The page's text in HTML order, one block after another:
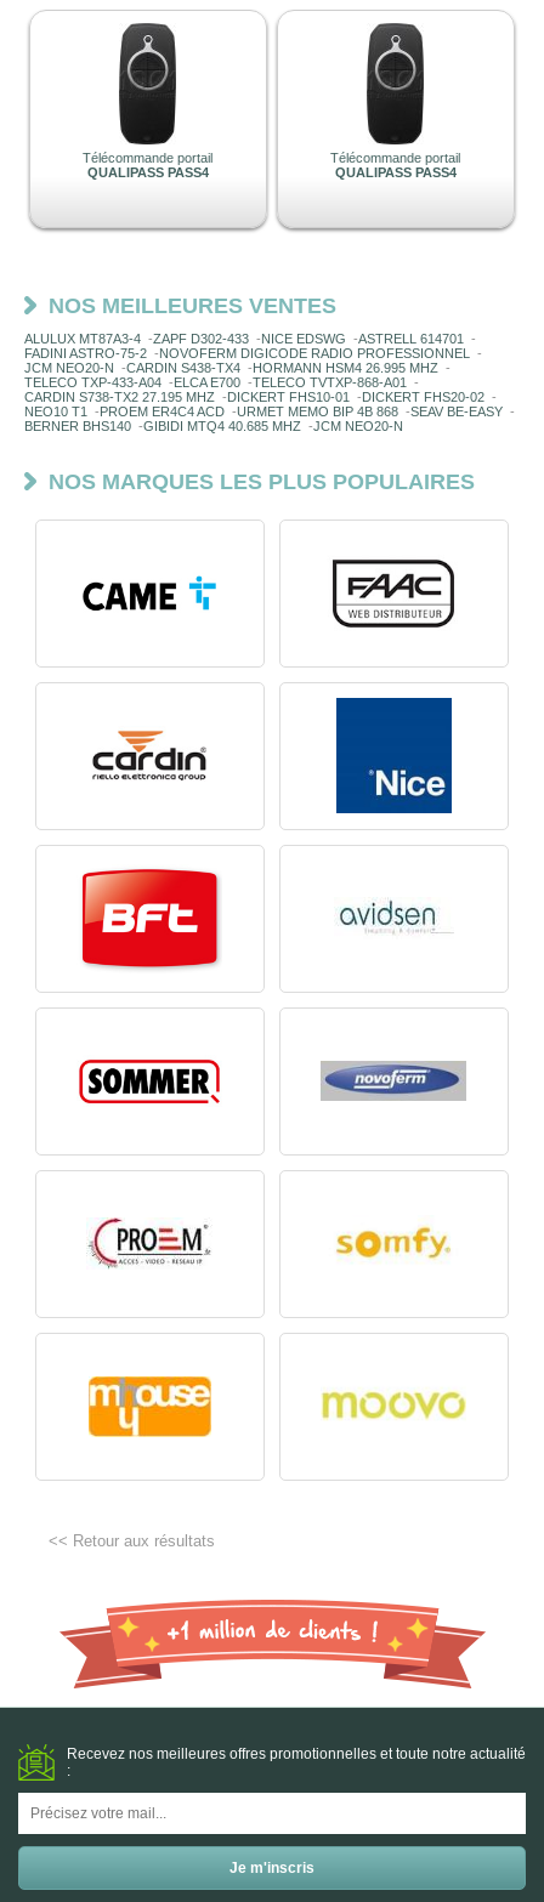
Télécommande portail
QUALIPASS PASS4
Télécommande portail
QUALIPASS PASS4
NOS MEILLEURES VENTES
ALULUX MT87A3-4 -ZAPF D302-433 -NICE EDSWG -ASTRELL 614701
-
FADINI ASTRO-75-2 -NOVOFERM DIGICODE RADIO PROFESSIONNEL
-
JCM NEO20-N -CARDIN S438-TX4 -HORMANN HSM4 26.995 MHZ -
TELECO TXP-433-A04 -ELCA E700 -TELECO TVTXP-868-A01
-
CARDIN S738-TX2 27.195 MHZ -DICKERT FHS10-01 -DICKERT FHS20-02 -
NEO10 T1
-PROEM ER4C4 ACD -URMET MEMO BIP 4B 868 -SEAV BE-EASY -
BERNER BHS140 -GIBIDI MTQ4 40.685 MHZ -JCM NEO20-N
NOS MARQUES LES PLUS POPULAIRES
<< Retour aux résultats
Recevez nos meilleures offres promotionnelles et toute notre actualité
: